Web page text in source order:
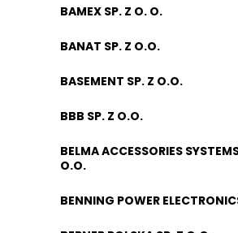
BAMEX SP. Z O. O.
BANAT SP. Z O.O.
BASEMENT SP. Z O.O.
BBB SP. Z O.O.
BELMA ACCESSORIES
O.O.
BENNING POWER